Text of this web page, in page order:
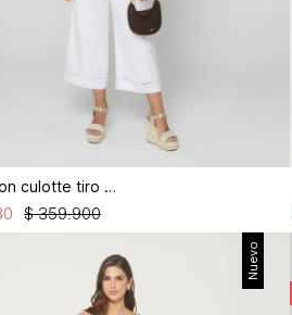
Pantalon culotte tiro alto
$ 359.900
Nuevo